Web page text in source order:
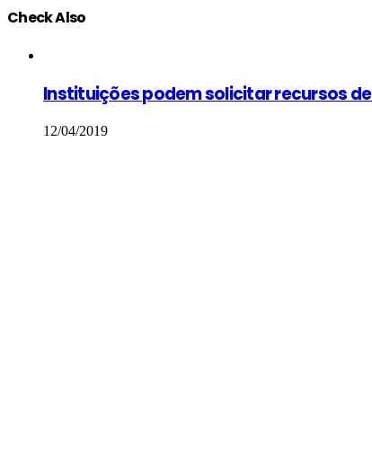
Check Also
Close
Instituições podem solicitar recursos
12/04/2019